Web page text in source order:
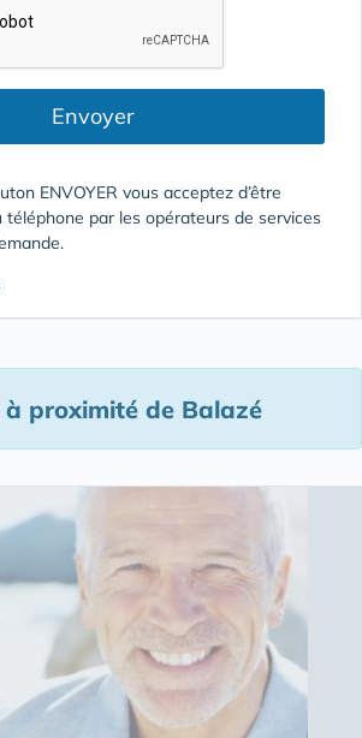
Envoyer
ENVOYER vous acceptez d’être
par les opérateurs de services
à proximité de Balazé